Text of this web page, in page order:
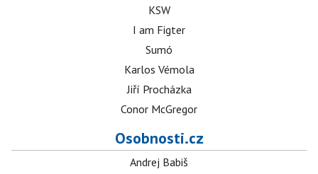
KSW
I am Figter
Sumó
Karlos Vémola
Jiří Procházka
Conor McGregor
Osobnosti.cz
Andrej Babiš